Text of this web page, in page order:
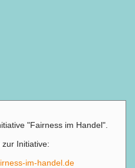
"Fairness im Handel".
Initiative:
im-handel.de